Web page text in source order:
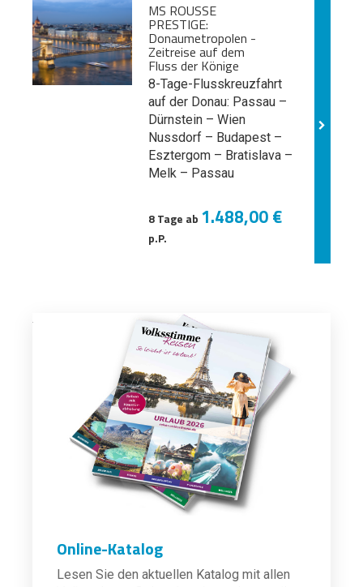
MS ROUSSE
PRESTIGE:
Donaumetropolen -
Zeitreise auf dem
Fluss der Könige
8-Tage-Flusskreuzfahrt
auf der Donau: Passau –
Dürnstein – Wien
Nussdorf – Budapest –
Esztergom – Bratislava –
Melk – Passau
8 Tage ab 1.488,00 €
p.P.
Online-Katalog
Lesen Sie den aktuellen Katalog mit allen